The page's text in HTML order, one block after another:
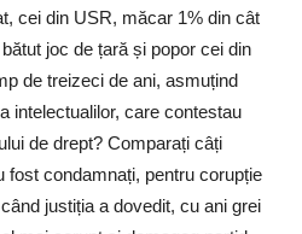
cei din USR, măcar 1% din cât
joc de țară și popor cei din
de treizeci de ani, asmuțind
intelectualilor, care contestau
de drept? Comparați câți
fost condamnați, pentru corupție
justiția a dovedit, cu ani grei